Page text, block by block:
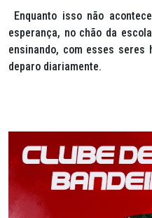
Enquanto isso não
esperança, no chão da
ensinando, com esses seres
deparo diariamente.